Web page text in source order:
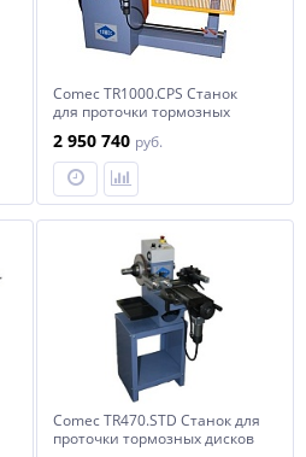
Comec TR1000.CPS Станок
для проточки тормозных
снятием
2 950 740 руб.
Comec TR470.STD Станок для
проточки тормозных дисков